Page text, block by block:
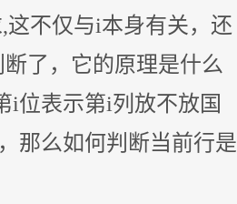
不仅与i本身有关，还
了，它的原理是什么
i位表示第i列放不放国
那么如何判断当前行是